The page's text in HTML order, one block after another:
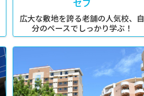
広大な敷地を誇る老舗の人気校、自
分のペースでしっかり学ぶ！